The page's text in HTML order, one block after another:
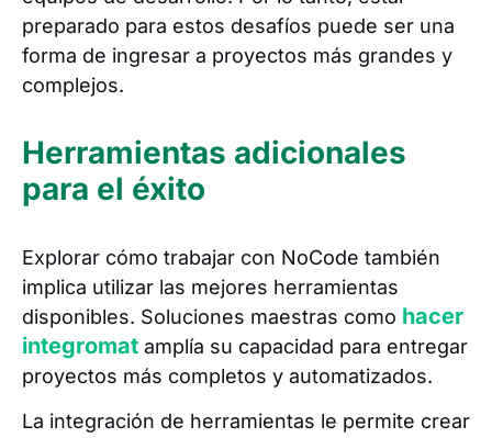
preparado para estos desafíos puede ser una
forma de ingresar a proyectos más grandes y
complejos.
Herramientas adicionales
para el éxito
Explorar cómo trabajar con NoCode también
implica utilizar las mejores herramientas
disponibles. Soluciones maestras como hacer
integromat amplía su capacidad para entregar
proyectos más completos y automatizados.
La integración de herramientas le permite crear